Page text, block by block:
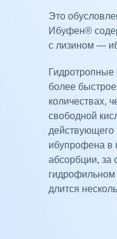
Это
Ибуфен®
с лизином —
Гидротропные
более
количествах,
свободной
действующего
ибупрофена в
абсорбции, за
гидрофильном
длится